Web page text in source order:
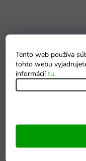
Tento web používa
tohto webu
informáciítu.